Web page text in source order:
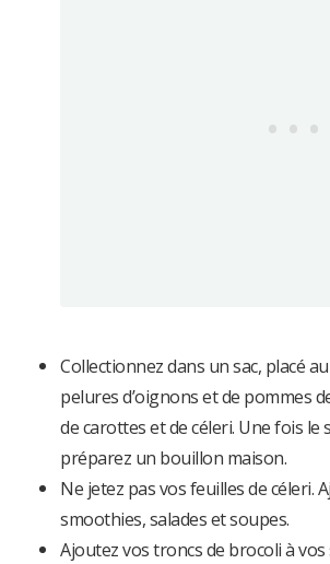
Collectionnez dans un sac, placé
pelures d’oignons et de pommes
de carottes et de céleri. Une fois le
préparez un bouillon maison.
Ne jetez pas vos feuilles de céleri.
smoothies, salades et soupes.
Ajoutez vos troncs de brocoli à vos